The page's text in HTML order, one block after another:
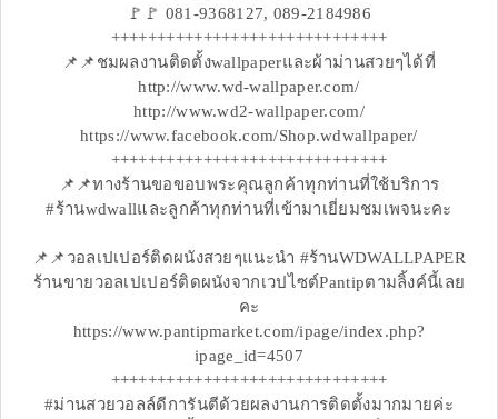
🚩🚩 081-9368127, 089-2184986
++++++++++++++++++++++++++++++
📌📌ชมผลงานติดตั้งwallpaperและผ้าม่านสวยๆได้ที่
http://www.wd-wallpaper.com/
http://www.wd2-wallpaper.com/
https://www.facebook.com/Shop.wdwallpaper/
++++++++++++++++++++++++++++++
📌📌ทางร้านขอขอบพระคุณลูกค้าทุกท่านที่ใช้บริการ
#ร้านwdwallและลูกค้าทุกท่านที่เข้ามาเยี่ยมชมเพจนะคะ
📌📌วอลเปเปอร์ติดผนังสวยๆแนะนำ #ร้านWDWALLPAPER
ร้านขายวอลเปเปอร์ติดผนังจากเวปไซต์Pantipตามลิ้งค์นี้เลย
คะ
https://www.pantipmarket.com/ipage/index.php?
ipage_id=4507
++++++++++++++++++++++++++++++
#ม่านสวยวอลล์ดีการันตีด้วยผลงานการติดตั้งมากมายค่ะ